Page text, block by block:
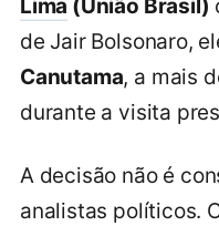
Lima (União Brasil)
de Jair Bolsonaro,
Canutama, a mais
durante a visita
A decisão não é
analistas políticos.